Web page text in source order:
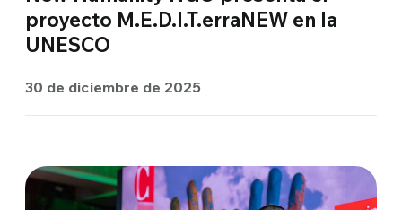
proyecto M.E.D.I.T.erraNEW en la
UNESCO
30 de diciembre de 2025